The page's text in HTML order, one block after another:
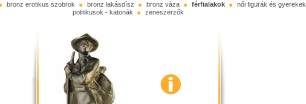
bronz erotikus szobrok bronz lakásdísz bronz váza férfialakok női figurák és gyerekek
politikusok - katonák
zeneszerzők